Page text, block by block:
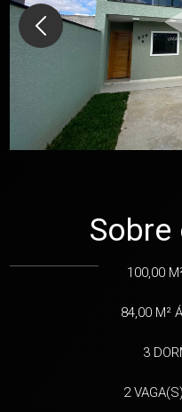
Sobre
100,00
84,00 M²
3
2